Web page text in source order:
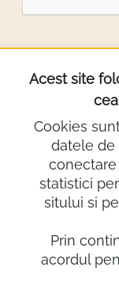
DESPRE NOI
INFORMATII
Contact
0722.640.103
Showroom
Acest site
Cookies
datele de
statistici
sitului si
Prin
acordul